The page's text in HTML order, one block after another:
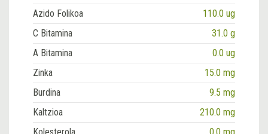
Azido Folikoa
110.0 ug
C Bitamina
31.0 g
A Bitamina
0.0 ug
Zinka
15.0 mg
Burdina
9.5 mg
Kaltzioa
210.0 mg